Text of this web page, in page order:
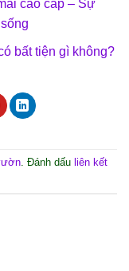
cao cấp – Sự
bất tiện gì không?
. Đánh dấu liên kết